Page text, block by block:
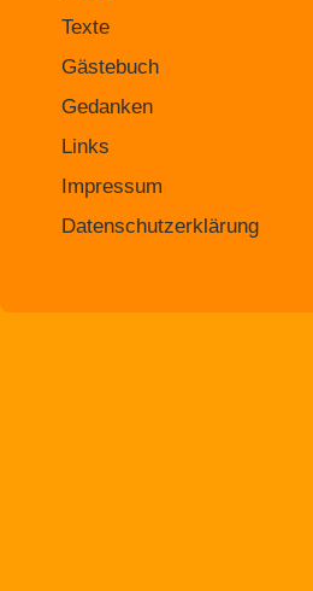
Texte
Gästebuch
Gedanken
Links
Impressum
Datenschutzerklärung